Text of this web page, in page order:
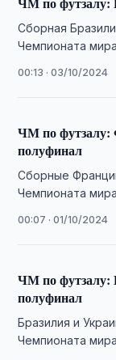
Сборная
Чемпионата
00:13 · 03/10/2024
ЧМ по
полуфинал
Сборные
Чемпионата
00:07 · 01/10/2024
ЧМ по футзалу:
полуфинал
Бразилия и
Чемпионата